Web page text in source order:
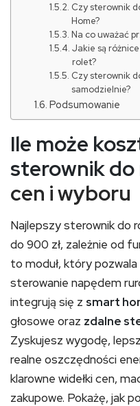
Czy sterownik
Home?
Na co uważać
Jakie są
rolet?
Czy sterownik
samodzielnie?
Podsumowanie
Ile może
sterownik do
cen i wyboru
Najlepszy sterownik do
do 900 zł, zależnie od
to moduł, który
sterowanie napędem
integrują się z smart
głosowe oraz zdalne
Zyskujesz wygodę,
realne oszczędności
klarowne widełki cen,
zakupowe. Pokażę, jak